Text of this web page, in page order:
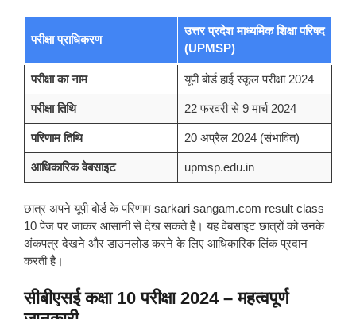
परीक्षा प्राधिकरण
उत्तर प्रदेश माध्यमिक शिक्षा परिषद
(UPMSP)
परीक्षा का नाम यूपी बोर्ड हाई स्कूल परीक्षा 2024
परीक्षा तिथि 22 फरवरी से 9 मार्च 2024
परिणाम तिथि 20 अप्रैल 2024 (संभावित)
आधिकारिक वेबसाइट upmsp.edu.in
छात्र अपने यूपी बोर्ड के परिणाम sarkari sangam.com result class
10 पेज पर जाकर आसानी से देख सकते हैं। यह वेबसाइट छात्रों को उनके
अंकपत्र देखने और डाउनलोड करने के लिए आधिकारिक लिंक प्रदान
करती है।
सीबीएसई कक्षा 10 परीक्षा 2024 – महत्वपूर्ण